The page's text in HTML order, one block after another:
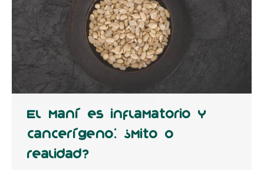
El maní es inflamatorio y
cancerígeno: ¿Mito o
realidad?